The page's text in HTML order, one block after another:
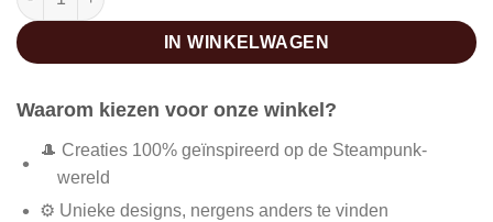
IN WINKELWAGEN
Waarom kiezen voor onze winkel?
🎩 Creaties 100% geïnspireerd op de Steampunk-
wereld
⚙️ Unieke designs, nergens anders te vinden